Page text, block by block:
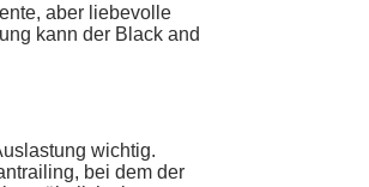
aber liebevolle
kann der Black and
wichtig.
bei dem der